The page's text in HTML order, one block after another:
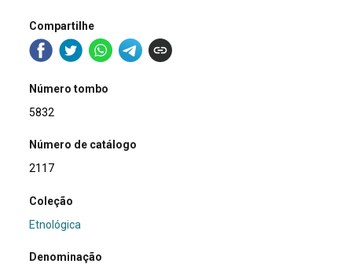
Compartilhe
Número tombo
5832
Número de catálogo
2117
Coleção
Etnológica
Denominação